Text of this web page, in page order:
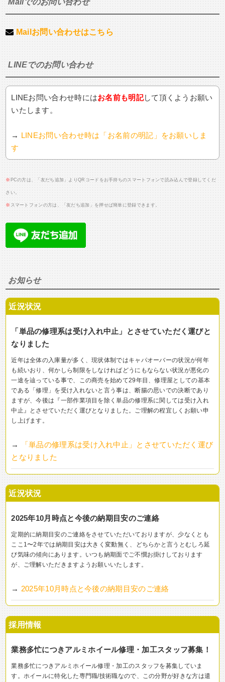
Mailでのお問い合わせ
Mailお問い合わせはこちら
LINEでのお問い合わせ
LINEお問い合わせ時にはお名前も明記して頂くようお願い
いたします。
→ LINEお問い合わせ時は「お名前の明記」をお願いしま
す
※ PCの方は、「友だち追加」よりQRコードをお手持ちのスマートフォンで読み込んで登録してくだ
さい。
※ スマートフォンの方は、「友だち追加」を押せば簡単に登録できます。
お知らせ
近況状況
「単品の修理系は受け入れ中止」とさせていただく運びと
なりました
近年は全体の入庫量が多く、現状体制ではキャパオーバーの状況が何年
も続いおり、何かしら制限をしなければどうにもならない状況が悪化の
一途を辿っている事で、この商売を始めて29年目、修理屋としての基本
である「修理」を受け入れないと言う事は、断腸の思いでの決断であり
ますが、今後は『一部作業項目を除く単品の修理系に関しては受け入れ
中止』とさせていただく運びとなりました。ご理解の程宜しくお願い申
し上げます。
→
「単品の修理系は受け入れ中止」とさせていただく運び
となりました
近況状況
2025年10月時点と今後の納期目安のご連絡
定期的に納期目安のご連絡をさせていただいておりますが、少なくとも
ここ1〜2年では納期目安は大きく変動無く、どちらかと言うとむしろ延
び気味の傾向にあります。いつも納期面でご不憫お掛けしております
が、ご理解いただきますようお願いいたします。
→ 2025年10月時点と今後の納期目安のご連絡
採用情報
業務多忙につきアルミホイール修理・加工スタッフ募集！
業務多忙につきアルミホイール修理・加工のスタッフを募集していま
す。ホイールに特化した専門職/技術職なので、この分野が好きな方は遣